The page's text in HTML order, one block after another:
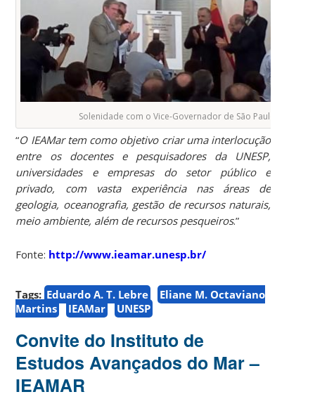
Solenidade com o Vice-Governador de São Paulo
“O IEAMar tem como objetivo criar uma interlocução
entre os docentes e pesquisadores da UNESP,
universidades e empresas do setor público e
privado, com vasta experiência nas áreas de
geologia, oceanografia, gestão de recursos naturais,
meio ambiente, além de recursos pesqueiros.”
Fonte: http://www.ieamar.unesp.br/
Tags: Eduardo A. T. Lebre
Eliane M. Octaviano
Martins
IEAMar UNESP
Convite do Instituto de
Estudos Avançados do Mar –
IEAMAR